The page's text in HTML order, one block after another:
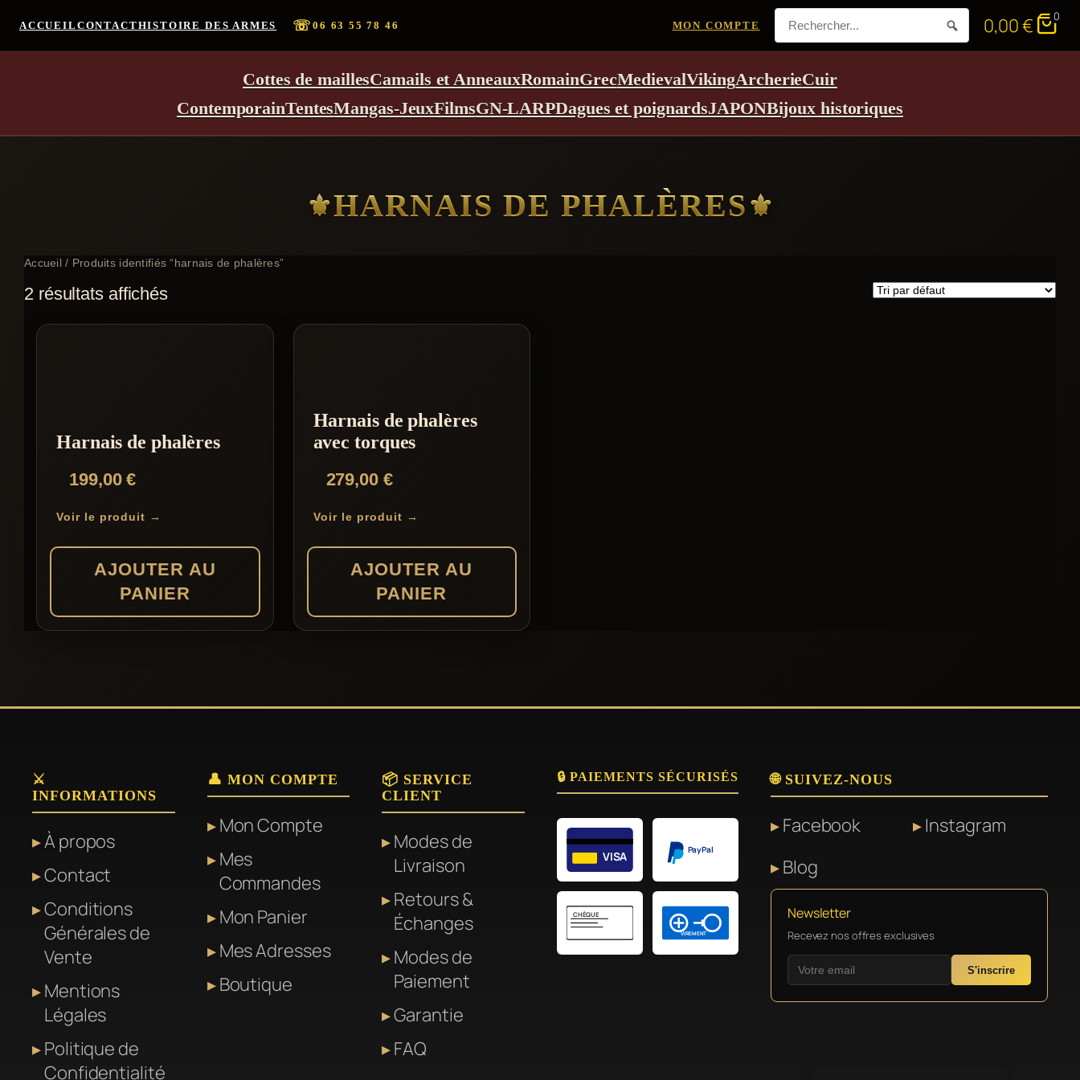
ACCUEIL CONTACTHISTOIRE DES ARMES ☏06 63 55 78 46 MON COMPTE 0,00€ 0
Cottes de maillesCamails et AnneauxRomainGrecMedievalVikingArcherieCuir
ContemporainTentesMangas-JeuxFilmsGN-LARPDagues et poignardsJAPONBijoux historiques
HARNAIS DE PHALÈRES
Accueil/ Produits identifiés “harnais de phalères”
2 résultats affichés
Harnais de phalères
199,00€
Voir le produit →
AJOUTER AU
PANIER
Harnais de phalères
avec torques
279,00 €
Voir le produit →
AJOUTER AU
PANIER
⚔️
INFORMATIONS
À propos
Contact
Conditions
Générales de
Vente
Mentions
Légales
Politique de
Confidentialité
👤 MON COMPTE
Mon Compte
Mes
Commandes
Mon Panier
Mes Adresses
Boutique
📦 SERVICE
CLIENT
Modes de
Livraison
Retours &
Échanges
Modes de
Paiement
Garantie
FAQ
🔒 PAIEMENTS SÉCURISÉS
VISA PayPal
CHÈQUE
VIREMENT
🌐 SUIVEZ-NOUS
Facebook
Instagram
Blog
Newsletter
Recevez nos offres exclusives
S'inscrire